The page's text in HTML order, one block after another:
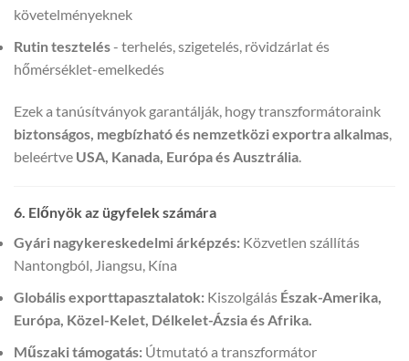
követelményeknek
Rutin tesztelés- terhelés, szigetelés, rövidzárlat és
hőmérséklet-emelkedés
Ezek a tanúsítványok garantálják, hogy transzformátoraink
biztonságos, megbízható és nemzetközi exportra alkalmas
beleértve USA, Kanada, Európa és Ausztrália
6. Előnyök az ügyfelek számára
Gyári nagykereskedelmi árképzés: Közvetlen szállítás
Nantongból, Jiangsu, Kína
Globális exporttapasztalatok: Kiszolgálás Észak-Amerika,
Európa, Közel-Kelet, Délkelet-Ázsia és Afrika.
Műszaki támogatás: Útmutató a transzformátor